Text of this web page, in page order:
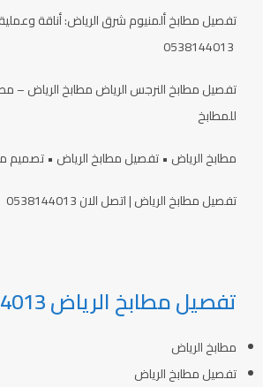
تفصيل مطابخ ألمنيوم شرق الرياض: أناقة
تفصيل مطابخ النرجس الرياض مطابخ الرياض –
للمطابخ
مطابخ الرياض • تفصيل مطابخ الرياض • تصميم
تفصيل مطابخ الرياض | اتصل الان 0538144013
تفصيل مطابخ الرياض 0538144013
مطابخ الرياض
تفصيل مطابخ الرياض